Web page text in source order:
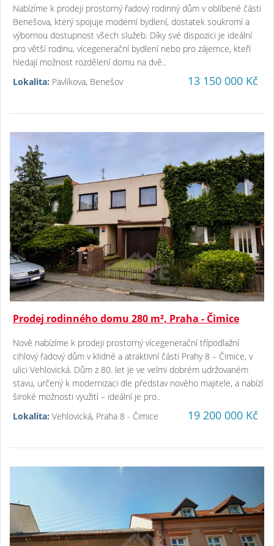
Nabízíme k prodeji prostorný řadový rodinný dům v oblíbené části
Benešova, který spojuje moderní bydlení, dostatek soukromí a
výbornou dostupnost všech služeb. Díky své dispozici je ideální
pro větší rodinu, vícegenerační bydlení nebo pro zájemce, kteří
hledají možnost rozdělení domu na dvě..
Lokalita: Pavlíkova, Benešov 13 150 000 Kč
Prodej rodinného domu 280 m², Praha - Čimice
Nově nabízíme k prodeji prostorný vícegenerační třípodlažní
cihlový řadový dům v klidné a atraktivní části Prahy 8 – Čimice, v
ulici Vehlovická. Dům z 80. let je ve velmi dobrém udržovaném
stavu, určený k modernizaci dle představ nového majitele, a nabízí
široké možnosti využití – ideální je pro..
Lokalita: Vehlovická, Praha 8 - Čimice 19 200 000 Kč